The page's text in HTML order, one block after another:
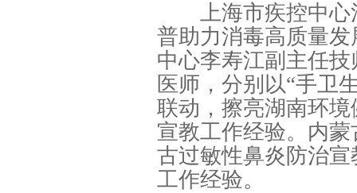
上海市疾控中心
普助力消毒高质量
中心李寿江副主任
医师，分别以“手卫
联动，擦亮湖南环
宣教工作经验。内
古过敏性鼻炎防治
工作经验。